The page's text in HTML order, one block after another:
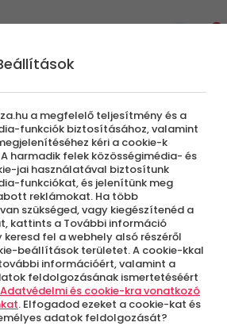
Mestrében,
a megfelelő teljesítmény és a
funkciók biztosításához, valamint
kéri a cookie-k
harmadik felek közösségimédia- és
jai használatával biztosítunk
funkciókat, és jelenítünk meg
reklámokat. Ha több
szükséged, vagy kiegészítenéd a
kattints a További információ
fel a webhely alsó részéről
beállítások területet. A cookie-kkal
információért, valamint a
feldolgozásának ismertetéséért
Adatvédelmi és cookie-kra vonatkozó
. Elfogadod ezeket a cookie-kat és
adatok feldolgozását?